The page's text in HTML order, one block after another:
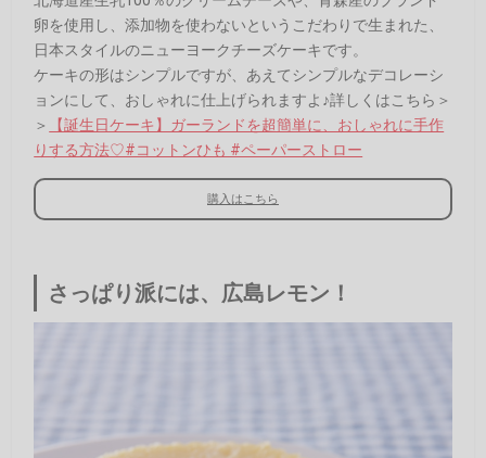
卵を使用し、添加物を使わないというこだわりで生まれた、
日本スタイルのニューヨークチーズケーキです。
ケーキの形はシンプルですが、あえてシンプルなデコレーシ
ョンにして、おしゃれに仕上げられますよ♪詳しくはこちら＞
＞
【誕生日ケーキ】ガーランドを超簡単に、おしゃれに手作
りする方法♡#コットンひも #ペーパーストロー
購入はこちら
さっぱり派には、広島レモン！